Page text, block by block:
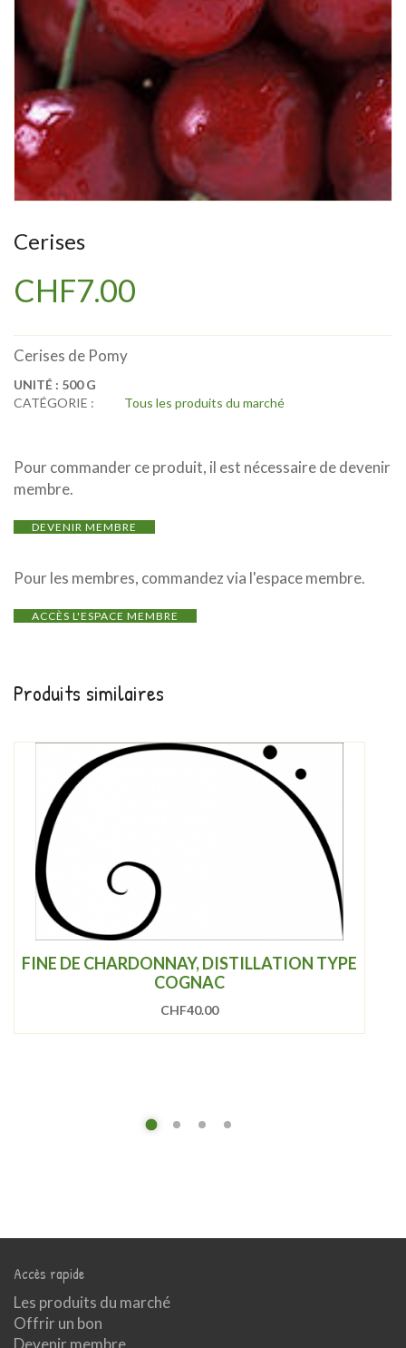
Cerises
CHF7.00
Cerises de Pomy
UNITÉ : 500 G
CATÉGORIE :
Tous les produits du marché
Pour commander ce produit, il est nécessaire de devenir
membre.
DEVENIR MEMBRE
Pour les membres, commandez via l'espace membre.
ACCÈS L'ESPACE MEMBRE
Produits similaires
FINE DE CHARDONNAY, DISTILLATION TYPE
COGNAC
CHF40.00
Accès rapide
Les produits du marché
Offrir un bon
Devenir membre